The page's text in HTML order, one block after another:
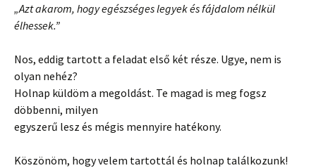
„Azt akarom, hogy egészséges legyek és fájdalom nélkül
élhessek.”
Nos, eddig tartott a feladat első két része. Ugye, nem is
olyan nehéz?
Holnap küldöm a megoldást. Te magad is meg fogsz
döbbenni, milyen
egyszerű lesz és mégis mennyire hatékony.
Köszönöm, hogy velem tartottál és holnap találkozunk!